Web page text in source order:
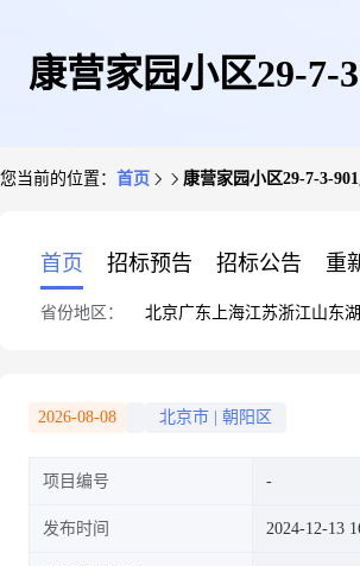
康营家园小区29-7-
您当前的位置： 首页 康营家园小区29-7-3-
首页 招标预告 招标公告 重
省份地区： 北京广东 上海江苏浙江山东
2026-08-08 北京市 朝阳区
项目编号
发布时间 2024-12-13